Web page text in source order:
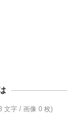
文字 / 画像 0 枚)